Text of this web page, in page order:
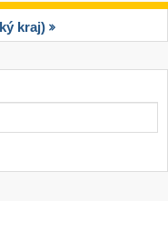
kraj)